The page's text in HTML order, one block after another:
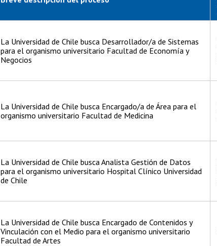
La Universidad de Chile busca Desarrollador/a de Sistemas
para el organismo universitario Facultad de Economía y
Negocios
La Universidad de Chile busca Encargado/a de Área para el
organismo universitario Facultad de Medicina
La Universidad de Chile busca Analista Gestión de Datos
para el organismo universitario Hospital Clínico Universidad
de Chile
La Universidad de Chile busca Encargado de Contenidos y
Vinculación con el Medio para el organismo universitario
Facultad de Artes